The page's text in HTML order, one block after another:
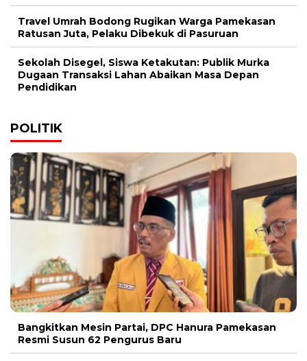
Travel Umrah Bodong Rugikan Warga Pamekasan
Ratusan Juta, Pelaku Dibekuk di Pasuruan
Sekolah Disegel, Siswa Ketakutan: Publik Murka
Dugaan Transaksi Lahan Abaikan Masa Depan
Pendidikan
POLITIK
Bangkitkan Mesin Partai, DPC Hanura Pamekasan
Resmi Susun 62 Pengurus Baru